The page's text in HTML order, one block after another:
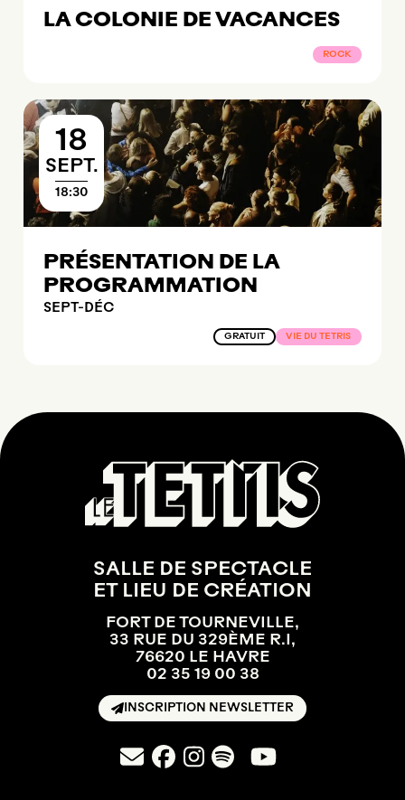
LA COLONIE DE VACANCES
ROCK
18
SEPTEMBRE
SEPT.
18:30
PRÉSENTATION DE LA
PROGRAMMATION
SEPT-DÉC
GRATUIT VIE DU TETRIS
SALLE DE SPECTACLE
ET LIEU DE CRÉATION
FORT DE TOURNEVILLE,
33 RUE DU 329ÈME R.I,
76620 LE HAVRE
02 35 19 00 38
INSCRIPTION NEWSLETTER